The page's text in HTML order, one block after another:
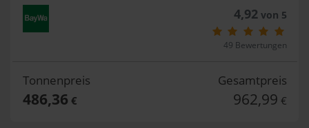
4,92von 5
49 Bewertungen
Tonnenpreis
486,36 €
Gesamtpreis
962,99 €